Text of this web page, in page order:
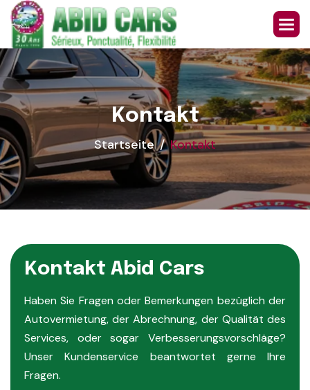
Kontakt
Startseite Kontakt
Kontakt Abid Cars
Haben Sie Fragen oder Bemerkungen bezüglich der
Autovermietung, der Abrechnung, der Qualität des
Services, oder sogar Verbesserungsvorschläge?
Unser Kundenservice beantwortet gerne Ihre
Fragen.